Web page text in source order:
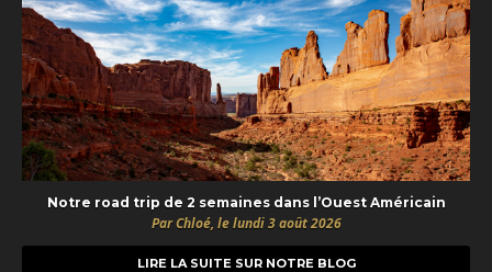
Notre road trip de 2 semaines dans l’Ouest Américain
Par Chloé, le lundi 3 août 2026
LIRE LA SUITE SUR NOTRE BLOG